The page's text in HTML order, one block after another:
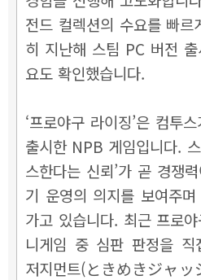
전드 컬렉션의 수요를 빠
히 지난해 스팀 PC 버전
요도 확인했습니다.
‘프로야구 라이징’은 컴투
출시한 NPB 게임입니다.
스한다는 신뢰’가 곧 경쟁
기 운영의 의지를 보여주
가고 있습니다. 최근 프로
니게임 중 심판 판정을 직
저지먼트(ときめきジャッ